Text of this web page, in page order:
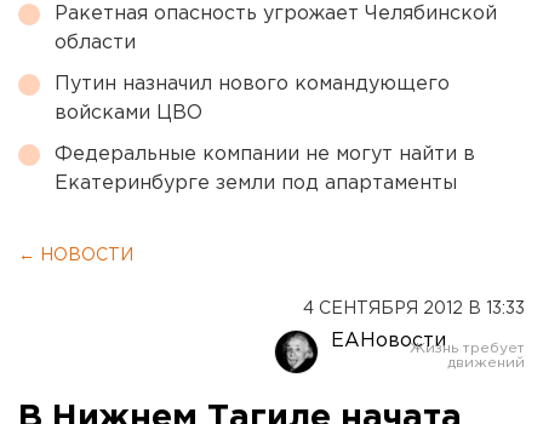
Ракетная опасность угрожает Челябинской
области
Путин назначил нового командующего
войсками ЦВО
Федеральные компании не могут найти в
Екатеринбурге земли под апартаменты
← НОВОСТИ
4 СЕНТЯБРЯ 2012 В 13:33
ЕАНовости
В Нижнем Тагиле начата